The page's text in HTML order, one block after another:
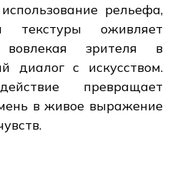
рельефа,
текстуры оживляет
вовлекая зрителя в
диалог с искусством.
превращает
в живое выражение